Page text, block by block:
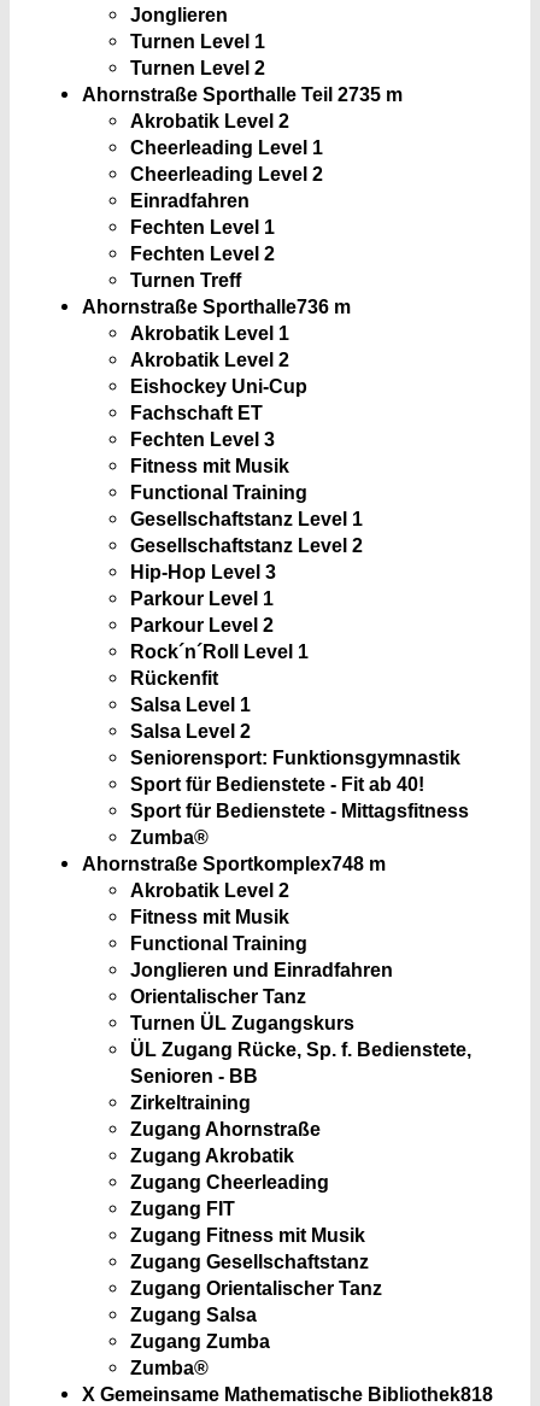
Jonglieren
Turnen Level 1
Turnen Level 2
Ahornstraße Sporthalle Teil 2735 m
Akrobatik Level 2
Cheerleading Level 1
Cheerleading Level 2
Einradfahren
Fechten Level 1
Fechten Level 2
Turnen Treff
Ahornstraße Sporthalle736 m
Akrobatik Level 1
Akrobatik Level 2
Eishockey Uni-Cup
Fachschaft ET
Fechten Level 3
Fitness mit Musik
Functional Training
Gesellschaftstanz Level 1
Gesellschaftstanz Level 2
Hip-Hop Level 3
Parkour Level 1
Parkour Level 2
Rock´n´Roll Level 1
Rückenfit
Salsa Level 1
Salsa Level 2
Seniorensport: Funktionsgymnastik
Sport für Bedienstete - Fit ab 40!
Sport für Bedienstete - Mittagsfitness
Zumba®
Ahornstraße Sportkomplex748 m
Akrobatik Level 2
Fitness mit Musik
Functional Training
Jonglieren und Einradfahren
Orientalischer Tanz
Turnen ÜL Zugangskurs
ÜL Zugang Rücke, Sp. f. Bedienstete,
Senioren - BB
Zirkeltraining
Zugang Ahornstraße
Zugang Akrobatik
Zugang Cheerleading
Zugang FIT
Zugang Fitness mit Musik
Zugang Gesellschaftstanz
Zugang Orientalischer Tanz
Zugang Salsa
Zugang Zumba
Zumba®
X Gemeinsame Mathematische Bibliothek818